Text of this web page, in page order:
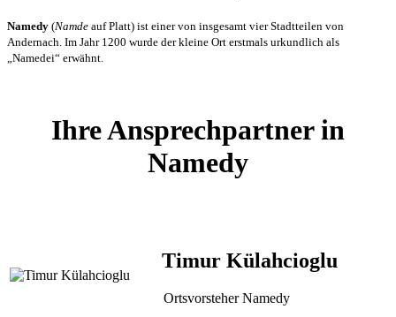
Namedy (Namde auf Platt) ist einer von insgesamt vier Stadtteilen von
Andernach. Im Jahr 1200 wurde der kleine Ort erstmals urkundlich als
„Namedei“ erwähnt.
Ihre Ansprechpartner in
Namedy
Timur Külahcioglu
Ortsvorsteher Namedy